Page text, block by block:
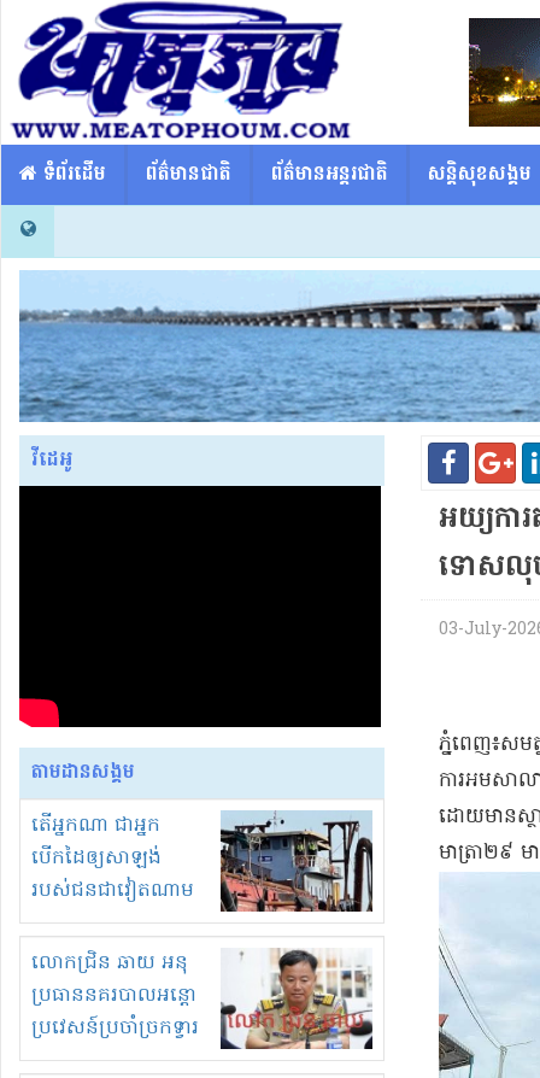
​​ ទំព័រដើម ព័ត៌មានជាតិ ព័ត៌មានអន្តរជាតិ សន្តិសុខសង្គម
វីដេអូ
តាមដានសង្គម
តើអ្នកណា ជាអ្នក
បើកដៃឲ្យសាឡង់
របស់ជនជាវៀតណាម
ចូល មកខុស
ច្បាប់លួចបូមខ្សាច់នៅ
ក្នុងប្រទេសកម្ពុជា
លោកជ្រិន ឆាយ អនុ
ប្រធាននគរបាលអន្តោ
ប្រវេសន៍ប្រចាំច្រកទ្វារ
ព្រំដែនភ្នំឌិន និងឈ្មួញ
អយ្យកា
ទោសលុប
03-July-
ភ្នំពេញ៖សម
ការអមសា
ដោយមានស្
មាត្រា២៩​